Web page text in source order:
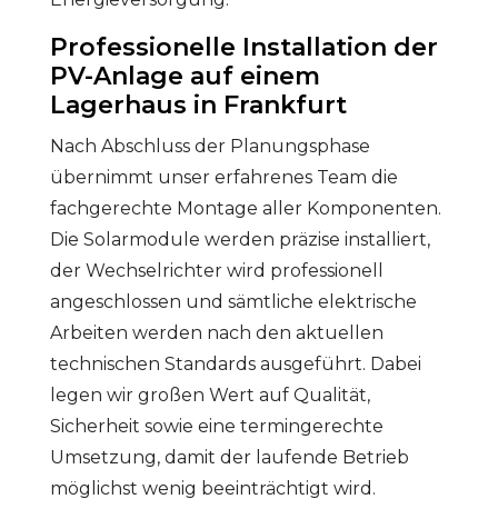
Professionelle Installation der
PV-Anlage auf einem
Lagerhaus in Frankfurt
Nach Abschluss der Planungsphase
übernimmt unser erfahrenes Team die
fachgerechte Montage aller Komponenten.
Die Solarmodule werden präzise installiert,
der Wechselrichter wird professionell
angeschlossen und sämtliche elektrische
Arbeiten werden nach den aktuellen
technischen Standards ausgeführt. Dabei
legen wir großen Wert auf Qualität,
Sicherheit sowie eine termingerechte
Umsetzung, damit der laufende Betrieb
möglichst wenig beeinträchtigt wird.